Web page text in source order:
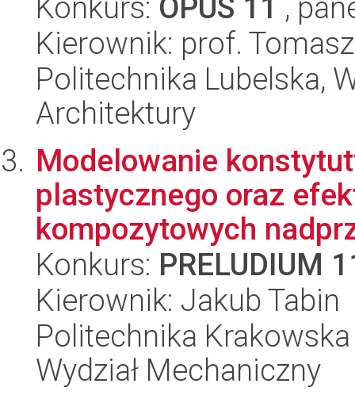
Konkurs: OPUS 11 ,
Kierownik: prof.
Politechnika Lubelska,
Architektury
Modelowanie
plastycznego oraz
kompozytowych
Konkurs: PRELUDIUM
Kierownik: Jakub Tabin
Politechnika
Wydział Mechaniczny